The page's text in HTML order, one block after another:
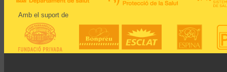
Amb el suport de